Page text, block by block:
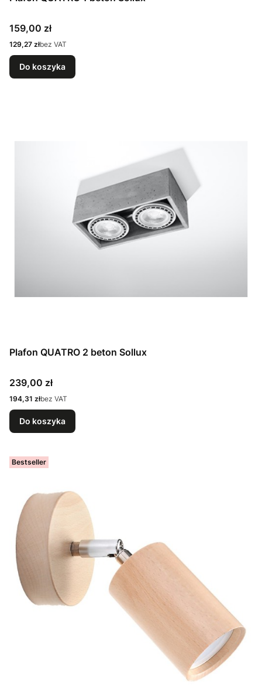
Cena
159,00 zł
Cena
129,27 złbez VAT
Do koszyka
Plafon QUATRO 2 beton Sollux
Cena
239,00 zł
Cena
194,31 złbez VAT
Do koszyka
Bestseller